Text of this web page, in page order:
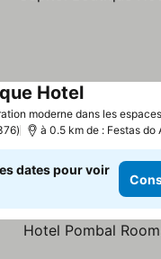
moderne dans les
HotelConsulter
à 0.5 km de : Festas do
dates pour voir